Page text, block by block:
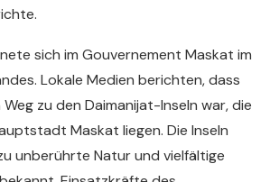
sich im Gouvernement Maskat im
Lokale Medien berichten, dass
zu den Daimanijat-Inseln war, die
Maskat liegen. Die Inseln
unberührte Natur und vielfältige